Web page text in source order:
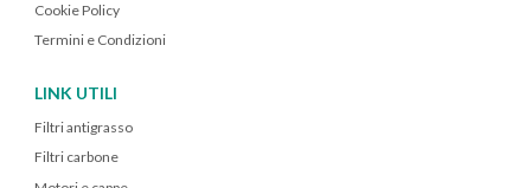
Cookie Policy
Termini e Condizioni
LINK UTILI
Filtri antigrasso
Filtri carbone